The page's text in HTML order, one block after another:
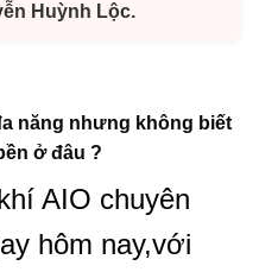
Huỳnh Lộc.
năng nhưng không biết
ở đâu ?
AIO chuyên
hôm nay,với